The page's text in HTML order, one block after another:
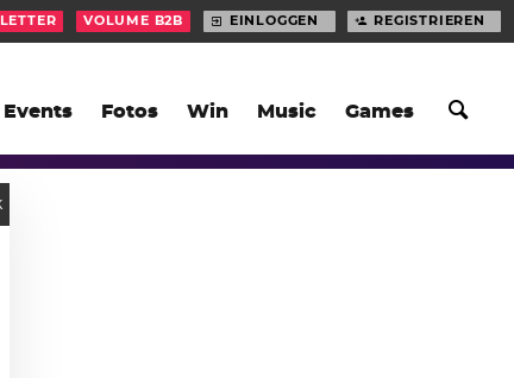
Events Fotos Win Music Games
VOLUME B2B EINLOGGEN REGISTRIEREN